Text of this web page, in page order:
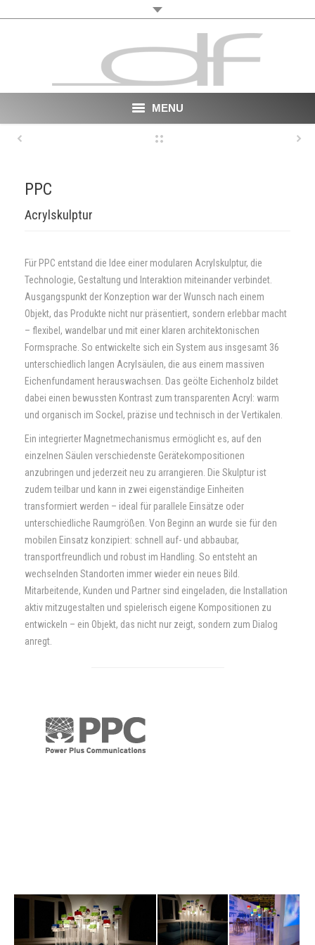
MENU
VR
Contact
PPC
Acrylskulptur
Für PPC entstand die Idee einer modularen Acrylskulptur, die
Technologie, Gestaltung und Interaktion miteinander verbindet.
Ausgangspunkt der Konzeption war der Wunsch nach einem
Objekt, das Produkte nicht nur präsentiert, sondern erlebbar macht
– flexibel, wandelbar und mit einer klaren architektonischen
Formsprache. So entwickelte sich ein System aus insgesamt 36
unterschiedlich langen Acrylsäulen, die aus einem massiven
Eichenfundament herauswachsen. Das geölte Eichenholz bildet
dabei einen bewussten Kontrast zum transparenten Acryl: warm
und organisch im Sockel, präzise und technisch in der Vertikalen.
Ein integrierter Magnetmechanismus ermöglicht es, auf den
einzelnen Säulen verschiedenste Gerätekompositionen
anzubringen und jederzeit neu zu arrangieren. Die Skulptur ist
zudem teilbar und kann in zwei eigenständige Einheiten
transformiert werden – ideal für parallele Einsätze oder
unterschiedliche Raumgrößen. Von Beginn an wurde sie für den
mobilen Einsatz konzipiert: schnell auf- und abbaubar,
transportfreundlich und robust im Handling. So entsteht an
wechselnden Standorten immer wieder ein neues Bild.
Mitarbeitende, Kunden und Partner sind eingeladen, die Installation
aktiv mitzugestalten und spielerisch eigene Kompositionen zu
entwickeln – ein Objekt, das nicht nur zeigt, sondern zum Dialog
anregt.